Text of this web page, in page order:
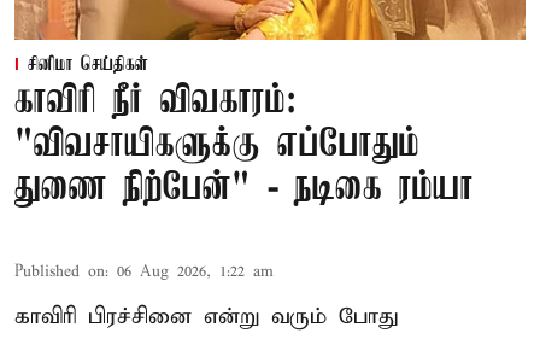
சினிமா செய்திகள்
காவிரி நீர் விவகாரம்:
"விவசாயிகளுக்கு எப்போதும்
துணை நிற்பேன்" - நடிகை ரம்யா
Published on: 06 Aug 2026, 1:22 am
காவிரி பிரச்சினை என்று வரும் போது